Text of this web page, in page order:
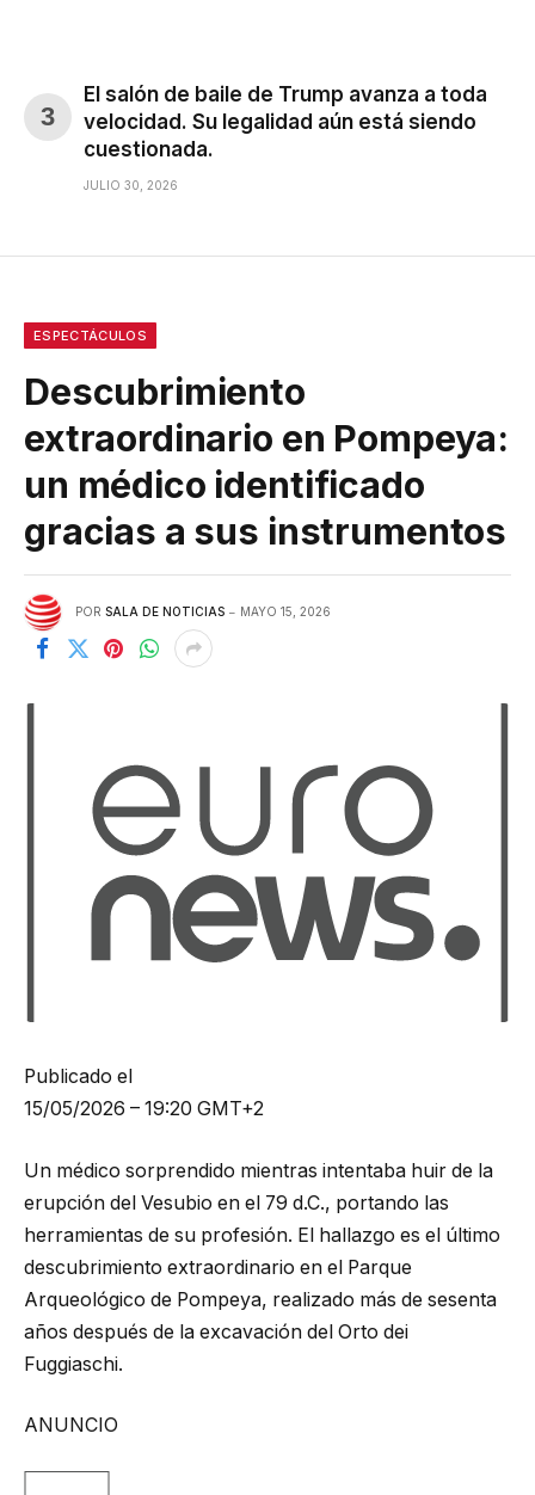
El salón de baile de Trump avanza a toda
velocidad. Su legalidad aún está siendo
cuestionada.
JULIO 30, 2026
ESPECTÁCULOS
Descubrimiento
extraordinario en Pompeya:
un médico identificado
gracias a sus instrumentos
POR SALA DE NOTICIAS MAYO 15, 2026
Publicado el
15/05/2026 – 19:20 GMT+2
Un médico sorprendido mientras intentaba huir de la
erupción del Vesubio en el 79 d.C., portando las
herramientas de su profesión. El hallazgo es el último
descubrimiento extraordinario en el Parque
Arqueológico de Pompeya, realizado más de sesenta
años después de la excavación del Orto dei
Fuggiaschi.
ANUNCIO